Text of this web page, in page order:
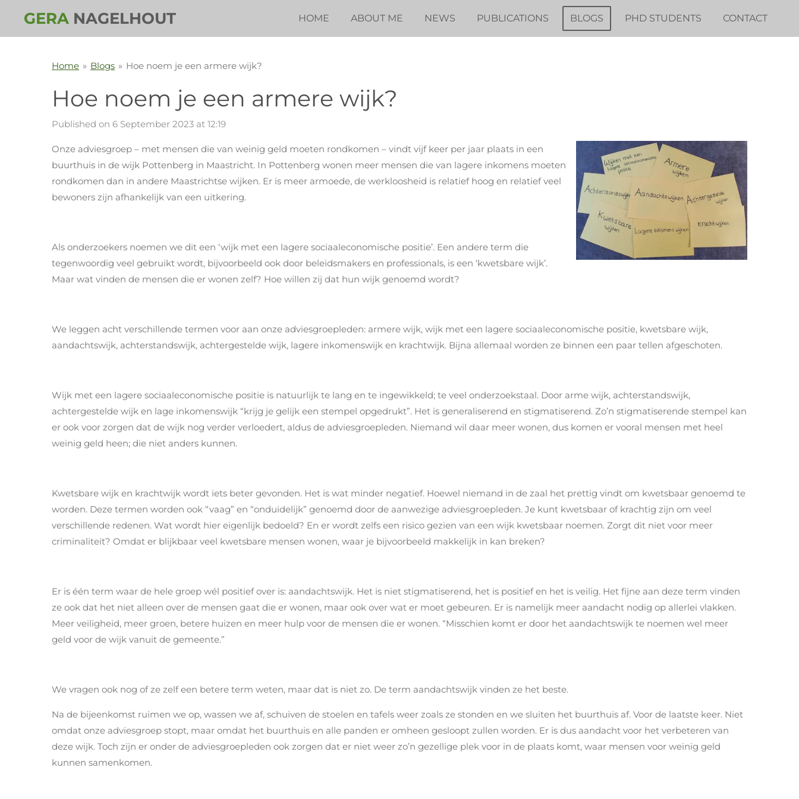
GERA NAGELHOUT HOME ABOUT ME NEWS PUBLICATIONS BLOGS PHD STUDENTS CONTACT
Home » Blogs » Hoe noem je een armere wijk?
Hoe noem je een armere wijk?
Published on 6 September 2023 at 12:19
Onze adviesgroep – met mensen die van weinig geld moeten rondkomen – vindt vijf keer per jaar plaats in een
buurthuis in de wijk Pottenberg in Maastricht. In Pottenberg wonen meer mensen die van lagere inkomens moeten
rondkomen dan in andere Maastrichtse wijken. Er is meer armoede, de werkloosheid is relatief hoog en relatief veel
bewoners zijn afhankelijk van een uitkering.
Als onderzoekers noemen we dit een ‘wijk met een lagere sociaaleconomische positie’. Een andere term die
tegenwoordig veel gebruikt wordt, bijvoorbeeld ook door beleidsmakers en professionals, is een ‘kwetsbare wijk’.
Maar wat vinden de mensen die er wonen zelf? Hoe willen zij dat hun wijk genoemd wordt?
We leggen acht verschillende termen voor aan onze adviesgroepleden: armere wijk, wijk met een lagere sociaaleconomische positie, kwetsbare wijk,
aandachtswijk, achterstandswijk, achtergestelde wijk, lagere inkomenswijk en krachtwijk. Bijna allemaal worden ze binnen een paar tellen afgeschoten.
Wijk met een lagere sociaaleconomische positie is natuurlijk te lang en te ingewikkeld; te veel onderzoekstaal. Door arme wijk, achterstandswijk,
achtergestelde wijk en lage inkomenswijk “krijg je gelijk een stempel opgedrukt”. Het is generaliserend en stigmatiserend. Zo’n stigmatiserende stempel kan
er ook voor zorgen dat de wijk nog verder verloedert, aldus de adviesgroepleden. Niemand wil daar meer wonen, dus komen er vooral mensen met heel
weinig geld heen; die niet anders kunnen.
Kwetsbare wijk en krachtwijk wordt iets beter gevonden. Het is wat minder negatief. Hoewel niemand in de zaal het prettig vindt om kwetsbaar genoemd te
worden. Deze termen worden ook “vaag” en “onduidelijk” genoemd door de aanwezige adviesgroepleden. Je kunt kwetsbaar of krachtig zijn om veel
verschillende redenen. Wat wordt hier eigenlijk bedoeld? En er wordt zelfs een risico gezien van een wijk kwetsbaar noemen. Zorgt dit niet voor meer
criminaliteit? Omdat er blijkbaar veel kwetsbare mensen wonen, waar je bijvoorbeeld makkelijk in kan breken?
Er is één term waar de hele groep wél positief over is: aandachtswijk. Het is niet stigmatiserend, het is positief en het is veilig. Het fijne aan deze term vinden
ze ook dat het niet alleen over de mensen gaat die er wonen, maar ook over wat er moet gebeuren. Er is namelijk meer aandacht nodig op allerlei vlakken.
Meer veiligheid, meer groen, betere huizen en meer hulp voor de mensen die er wonen. “Misschien komt er door het aandachtswijk te noemen wel meer
geld voor de wijk vanuit de gemeente.”
We vragen ook nog of ze zelf een betere term weten, maar dat is niet zo. De term aandachtswijk vinden ze het beste.
Na de bijeenkomst ruimen we op, wassen we af, schuiven de stoelen en tafels weer zoals ze stonden en we sluiten het buurthuis af. Voor de laatste keer. Niet
omdat onze adviesgroep stopt, maar omdat het buurthuis en alle panden er omheen gesloopt zullen worden. Er is dus aandacht voor het verbeteren van
deze wijk. Toch zijn er onder de adviesgroepleden ook zorgen dat er niet weer zo’n gezellige plek voor in de plaats komt, waar mensen voor weinig geld
kunnen samenkomen.